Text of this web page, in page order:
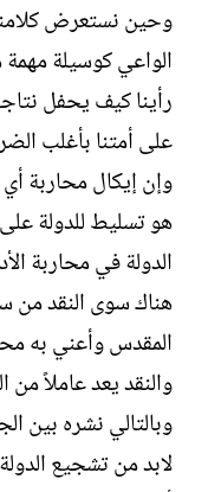
وحين نستعرض كلامنا
الواعي كوسيلة
رأينا كيف يحفل
على أمتنا بأغلب
وإن إيكال محاربة أي
هو تسليط للدولة
الدولة في محاربة
هناك سوى النقد من
المقدس وأعني به
والنقد يعد عاملاً
وبالتالي نشره بين
لابد من تشجيع